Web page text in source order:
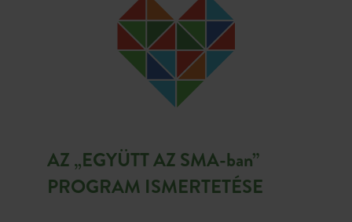
AZ „EGYÜTT AZ SMA-ban”
PROGRAM ISMERTETÉSE